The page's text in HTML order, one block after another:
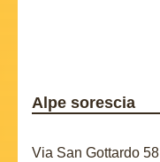
Alpe sorescia
Via San Gottardo 58